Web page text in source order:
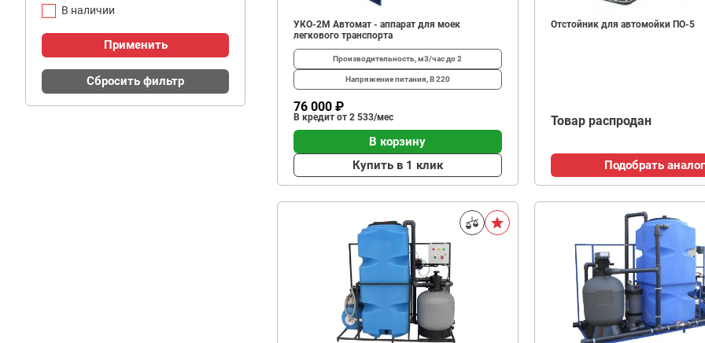
В наличии
Применить
Сбросить фильтр
УКО-2М Автомат - аппарат для моек
легкового транспорта
Производительность, м3/часдо 2
Напряжение питания, В220
76 000 ₽
В кредит от 2 533/мес
В корзину
Купить в 1 клик
Отстойник для автомойки ПО-5
Товар распродан
Подобрать аналог